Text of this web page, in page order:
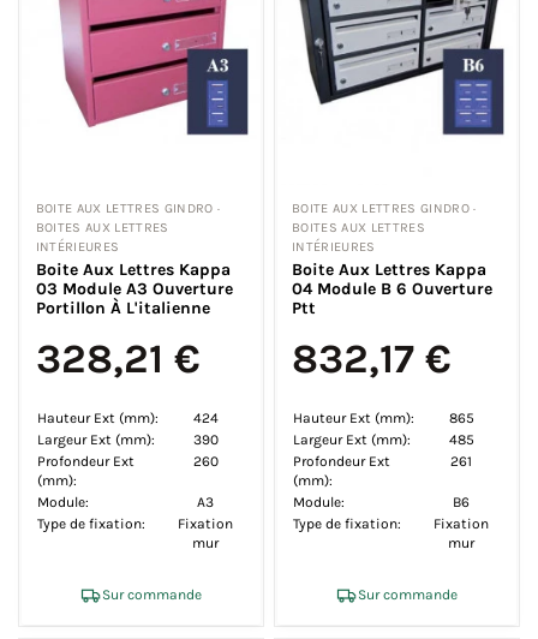
BOITE AUX LETTRES GINDRO ·
BOITES AUX LETTRES
INTÉRIEURES
Boite Aux Lettres Kappa
03 Module A3 Ouverture
Portillon À L'italienne
328,21 €
Hauteur Ext (mm):
424
Largeur Ext (mm):
390
Profondeur Ext
(mm):
260
Module:
A3
Type de fixation:
Fixation
mur
Sur commande
BOITE AUX LETTRES GINDRO ·
BOITES AUX LETTRES
INTÉRIEURES
Boite Aux Lettres Kappa
04 Module B 6 Ouverture
Ptt
832,17 €
Hauteur Ext (mm):
865
Largeur Ext (mm):
485
Profondeur Ext
(mm):
261
Module:
B6
Type de fixation:
Fixation
mur
Sur commande